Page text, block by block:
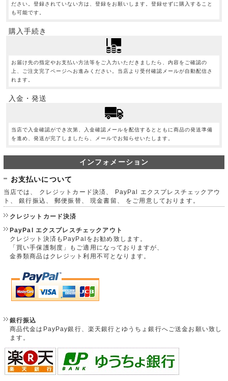
ださい。登録されていない方は、登録をお願いします。登録せずに購入すること
も可能です。
購入手続き
お届け先の指定やお支払い方法等をご入力いただきましたら、内容をご確認の
上、ご注文完了ページへお進みください。当店より受付確認メールが自動配信さ
れます。
入金・発送
当店で入金確認ができ次第、入金確認メールを配信するとともに商品の発送準備
を進め、発送が完了しましたら、メールでお知らせいたします。
インフォメーション
お支払いについて
当店では、 クレジットカード決済、 PayPal エクスプレスチェックアウ
ト、 銀行振込、 郵便振替、 現金書留、 をご用意しております。
クレジットカード決済
PayPal エクスプレスチェックアウト
クレジット決済もPayPalをお勧め致します。
「買い手保護制度」もご適用になっておりますが、
金券類商品はクレジット利用不可となります。
銀行振込
商品代金はPayPay銀行、楽天銀行とゆうちょ銀行へご送金お願い致し
ます。